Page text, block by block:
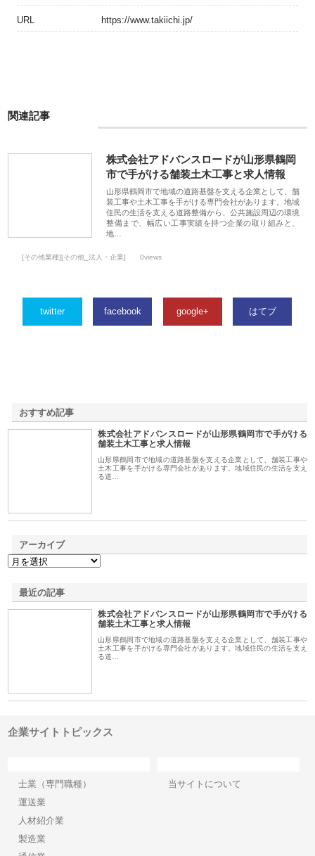
URL https://www.takiichi.jp/
関連記事
株式会社アドバンスロードが山形県鶴岡
市で手がける舗装土木工事と求人情報
山形県鶴岡市で地域の道路基盤を支える企業として、舗
装工事や土木工事を手がける専門会社があります。地域
住民の生活を支える道路整備から、公共施設周辺の環境
整備まで、幅広い工事実績を持つ企業の取り組みと、
地…
[その他業種][その他_法人・企業] 0views
twitter facebook google+ はてブ
おすすめ記事
株式会社アドバンスロードが山形県鶴岡市で手がける
舗装土木工事と求人情報
山形県鶴岡市で地域の道路基盤を支える企業として、舗装工事や
土木工事を手がける専門会社があります。地域住民の生活を支え
る道…
アーカイブ
最近の記事
株式会社アドバンスロードが山形県鶴岡市で手がける
舗装土木工事と求人情報
山形県鶴岡市で地域の道路基盤を支える企業として、舗装工事や
土木工事を手がける専門会社があります。地域住民の生活を支え
る道…
企業サイトトピックス
士業（専門職種）
運送業
人材紹介業
製造業
当サイトについて